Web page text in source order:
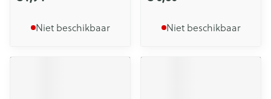
Niet beschikbaar Niet beschikbaar